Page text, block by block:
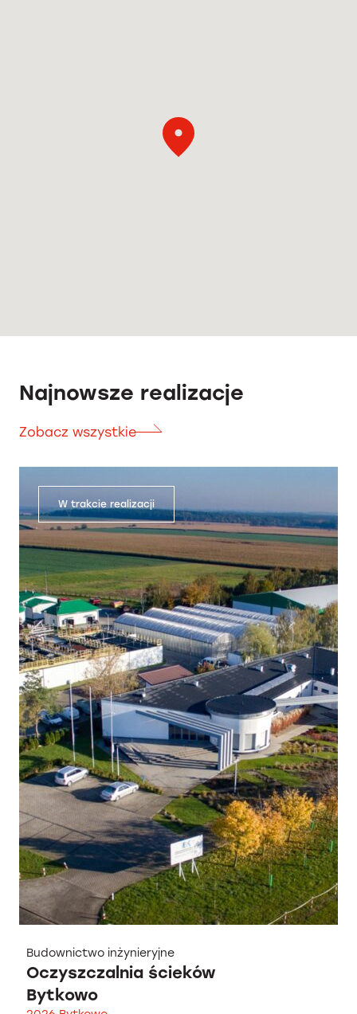
Najnowsze realizacje
Zobacz wszystkie
W trakcie realizacji
Budownictwo inżynieryjne
Oczyszczalnia ścieków
Bytkowo